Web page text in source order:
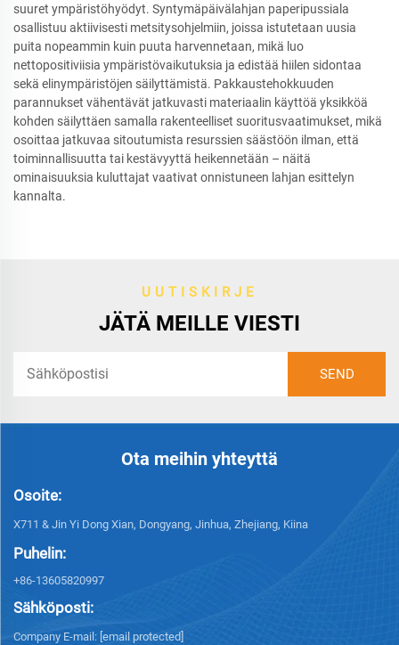
suuret ympäristöhyödyt. Syntymäpäivälahjan paperipussiala
osallistuu aktiivisesti metsitysohjelmiin, joissa istutetaan uusia
puita nopeammin kuin puuta harvennetaan, mikä luo
nettopositiviisia ympäristövaikutuksia ja edistää hiilen sidontaa
sekä elinympäristöjen säilyttämistä. Pakkaustehokkuuden
parannukset vähentävät jatkuvasti materiaalin käyttöä yksikköä
kohden säilyttäen samalla rakenteelliset suoritusvaatimukset, mikä
osoittaa jatkuvaa sitoutumista resurssien säästöön ilman, että
toiminnallisuutta tai kestävyyttä heikennetään – näitä
ominaisuuksia kuluttajat vaativat onnistuneen lahjan esittelyn
kannalta.
UUTISKIRJE
JÄTÄ MEILLE VIESTI
Ota meihin yhteyttä
Osoite:
X711 & Jin Yi Dong Xian, Dongyang, Jinhua, Zhejiang, Kiina
Puhelin:
+86-13605820997
Sähköposti:
Company E-mail: [email protected]